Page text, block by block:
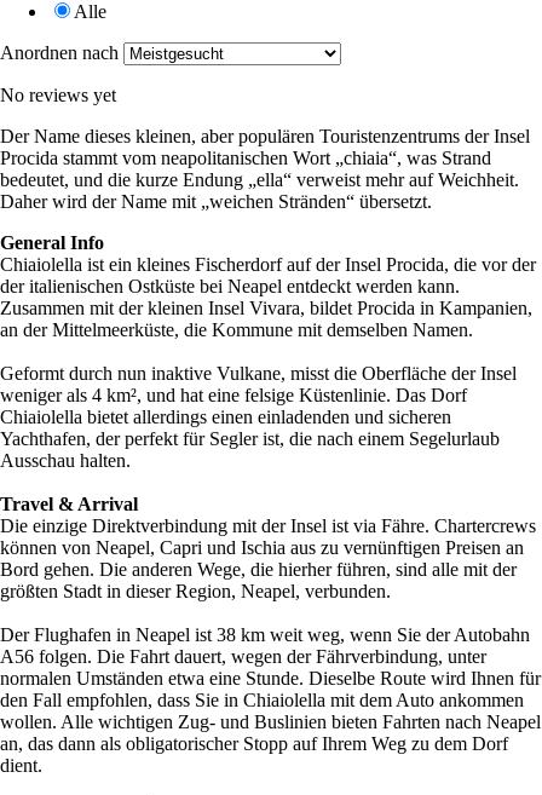
Alle
Anordnen nach
No reviews yet
Der Name dieses kleinen, aber populären Touristenzentrums der Insel
Procida stammt vom neapolitanischen Wort „chiaia“, was Strand
bedeutet, und die kurze Endung „ella“ verweist mehr auf Weichheit.
Daher wird der Name mit „weichen Stränden“ übersetzt.
General Info
Chiaiolella ist ein kleines Fischerdorf auf der Insel Procida, die vor der
der italienischen Ostküste bei Neapel entdeckt werden kann.
Zusammen mit der kleinen Insel Vivara, bildet Procida in Kampanien,
an der Mittelmeerküste, die Kommune mit demselben Namen.
Geformt durch nun inaktive Vulkane, misst die Oberfläche der Insel
weniger als 4 km², und hat eine felsige Küstenlinie. Das Dorf
Chiaiolella bietet allerdings einen einladenden und sicheren
Yachthafen, der perfekt für Segler ist, die nach einem Segelurlaub
Ausschau halten.
Travel & Arrival
Die einzige Direktverbindung mit der Insel ist via Fähre. Chartercrews
können von Neapel, Capri und Ischia aus zu vernünftigen Preisen an
Bord gehen. Die anderen Wege, die hierher führen, sind alle mit der
größten Stadt in dieser Region, Neapel, verbunden.
Der Flughafen in Neapel ist 38 km weit weg, wenn Sie der Autobahn
A56 folgen. Die Fahrt dauert, wegen der Fährverbindung, unter
normalen Umständen etwa eine Stunde. Dieselbe Route wird Ihnen für
den Fall empfohlen, dass Sie in Chiaiolella mit dem Auto ankommen
wollen. Alle wichtigen Zug- und Buslinien bieten Fahrten nach Neapel
an, das dann als obligatorischer Stopp auf Ihrem Weg zu dem Dorf
dient.